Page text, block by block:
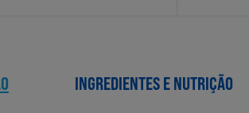
INGREDIENTES E NUTRIÇÃO